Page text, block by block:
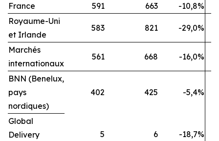
France 591 663
-10,8%
Royaume-Uni
et Irlande
583 821 -29,0%
Marchés
internationaux
561 668 -16,0%
BNN (Benelux,
pays
nordiques)
402 425 -5,4%
Global
Delivery
5 6 -18,7%